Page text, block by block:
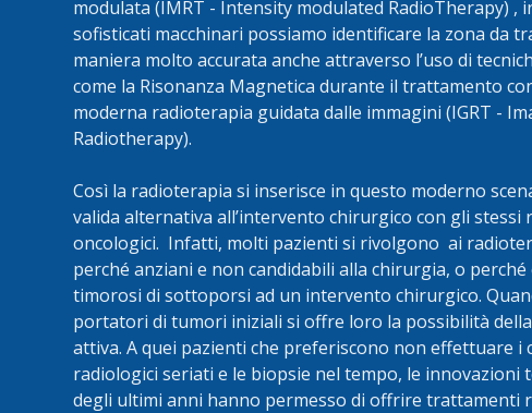
modulata (IMRT - Intensity modulated RadioTherapy) ,
sofisticati macchinari possiamo identificare la zona da
maniera molto accurata anche attraverso l’uso di
come la Risonanza Magnetica durante il trattamento
moderna radioterapia guidata dalle immagini (IGRT -
Radiotherapy).
Così la radioterapia si inserisce in questo moderno
valida alternativa all’intervento chirurgico con gli stessi
oncologici. Infatti, molti pazienti si rivolgono ai
perché anziani e non candidabili alla chirurgia, o perché
timorosi di sottoporsi ad un intervento chirurgico.
portatori di tumori iniziali si offre loro la possibilità
attiva. A quei pazienti che preferiscono non effettuare i
radiologici seriati e le biopsie nel tempo, le innovazioni
degli ultimi anni hanno permesso di offrire trattamenti